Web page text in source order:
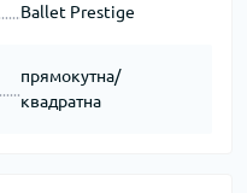
Ballet Prestige
прямокутна/
квадратна